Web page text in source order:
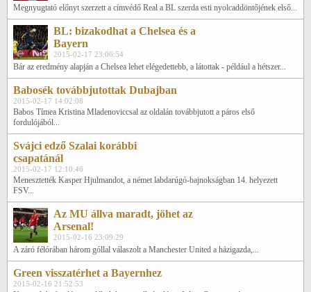
Megnyugtató előnyt szerzett a címvédő Real a BL szerda esti nyolcaddöntőjének első...
BL: bizakodhat a Chelsea és a
Bayern
2015-02-17 23:06:54
Bár az eredmény alapján a Chelsea lehet elégedettebb, a látottak - például a hétszer...
Babosék továbbjutottak Dubajban
2015-02-17 14:02:08
Babos Tímea Kristina Mladenoviccsal az oldalán továbbjutott a páros első
fordulójából...
Svájci edző Szalai korábbi
csapatánál
2015-02-17 12:10:46
Menesztették Kasper Hjulmandot, a német labdarúgó-bajnokságban 14. helyezett
FSV...
Az MU állva maradt, jöhet az
Arsenal!
2015-02-16 23:09:29
A záró félórában három góllal válaszolt a Manchester United a házigazda,...
Green visszatérhet a Bayernhez
2015-02-16 21:52:53